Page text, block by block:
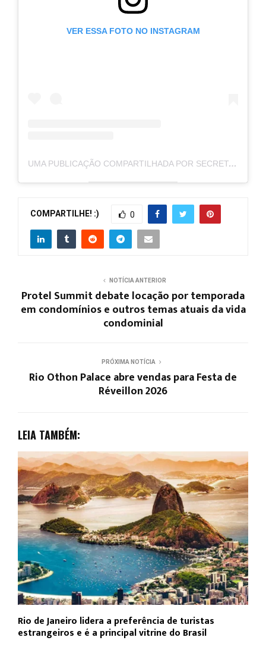
VER ESSA FOTO NO INSTAGRAM
UMA PUBLICAÇÃO COMPARTILHADA POR SECRETARIA MUNICIPAL DE TURISMO DA CIDADE RIO (@SMTUR.RIO)
COMPARTILHE! :) 0
NOTÍCIA ANTERIOR
Protel Summit debate locação por temporada
em condomínios e outros temas atuais da vida
condominial
PRÓXIMA NOTÍCIA
Rio Othon Palace abre vendas para Festa de
Réveillon 2026
LEIA TAMBÉM:
Rio de Janeiro lidera a preferência de turistas
estrangeiros e é a principal vitrine do Brasil